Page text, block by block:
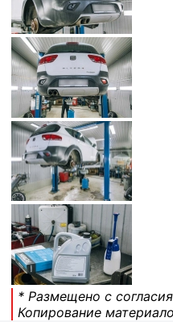
* Размещено с
Копирование